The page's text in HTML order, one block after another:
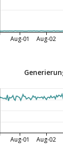
Aug-01 Aug-02
Aug-01 Aug-02